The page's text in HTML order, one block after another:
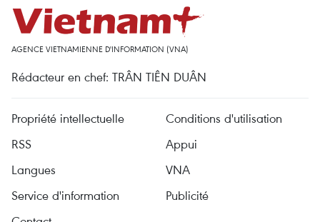
AGENCE VIETNAMIENNE D'INFORMATION (VNA)
Rédacteur en chef: TRÂN TIÊN DUÂN
Propriété intellectuelle
Conditions d'utilisation
RSS
Appui
Langues
VNA
Service d'information
Publicité